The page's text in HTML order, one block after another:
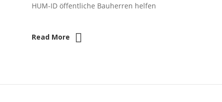
HUM-ID öffentliche Bauherren helfen
Read More